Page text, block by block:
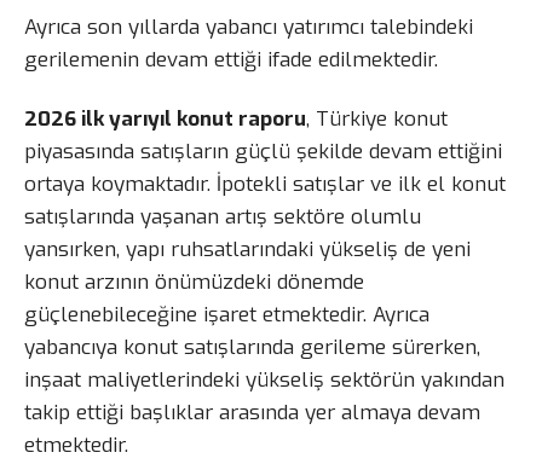
Ayrıca son yıllarda yabancı yatırımcı talebindeki
gerilemenin devam ettiği ifade edilmektedir.
2026 ilk yarıyıl konut raporu, Türkiye konut
piyasasında satışların güçlü şekilde devam ettiğini
ortaya koymaktadır. İpotekli satışlar ve ilk el konut
satışlarında yaşanan artış sektöre olumlu
yansırken, yapı ruhsatlarındaki yükseliş de yeni
konut arzının önümüzdeki dönemde
güçlenebileceğine işaret etmektedir. Ayrıca
yabancıya konut satışlarında gerileme sürerken,
inşaat maliyetlerindeki yükseliş sektörün yakından
takip ettiği başlıklar arasında yer almaya devam
etmektedir.